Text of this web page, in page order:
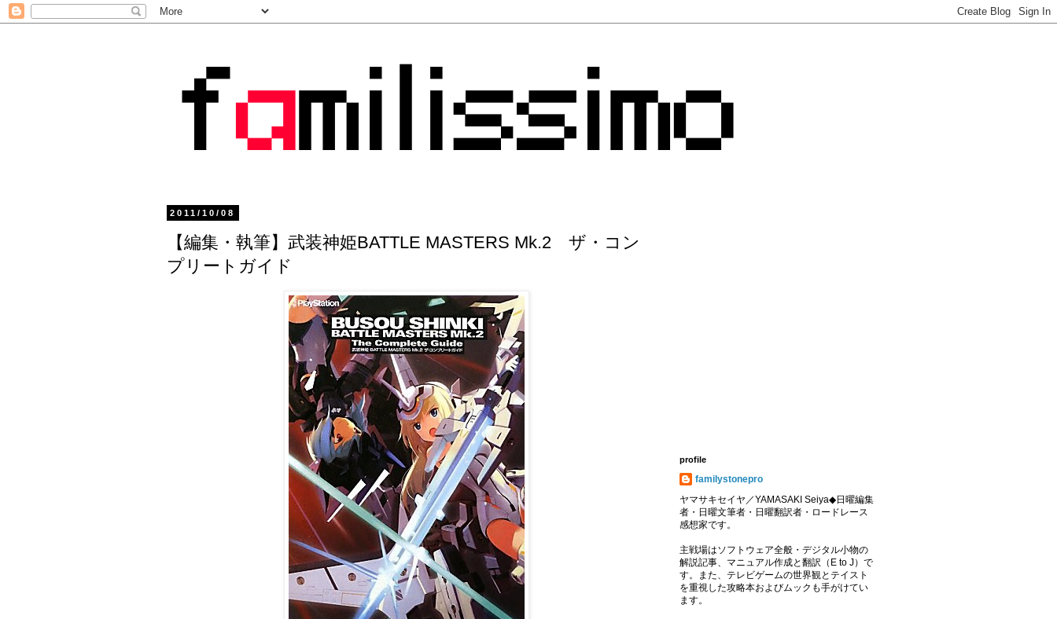
2011/10/08
【編集・執筆】武装神姫BATTLE MASTERS Mk.2 ザ・コン
プリートガイド
profile
familystonepro
ヤマサキセイヤ／YAMASAKI Seiya◆日曜編集
者・日曜文筆者・日曜翻訳者・ロードレース
感想家です。
主戦場はソフトウェア全般・デジタル小物の
解説記事、マニュアル作成と翻訳（E to J）で
す。また、テレビゲームの世界観とテイスト
を重視した攻略本およびムックも手がけてい
ます。